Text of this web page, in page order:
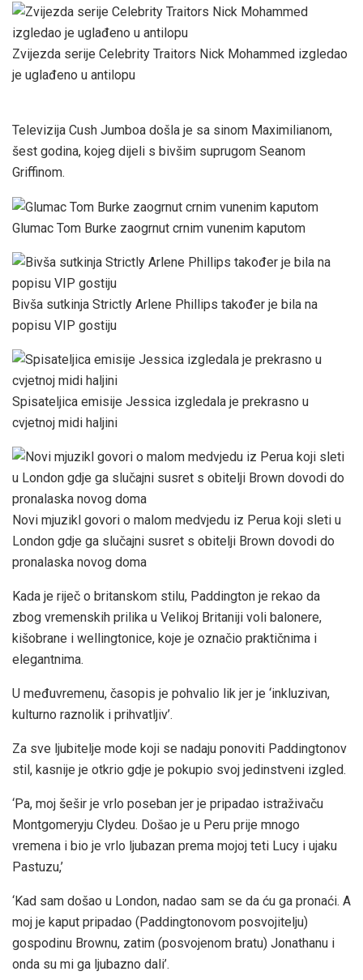
Zvijezda serije Celebrity Traitors Nick Mohammed izgledao
je uglađeno u antilopu
Televizija Cush Jumboa došla je sa sinom Maximilianom,
šest godina, kojeg dijeli s bivšim suprugom Seanom
Griffinom.
Glumac Tom Burke zaogrnut crnim vunenim kaputom
Bivša sutkinja Strictly Arlene Phillips također je bila na
popisu VIP gostiju
Spisateljica emisije Jessica izgledala je prekrasno u
cvjetnoj midi haljini
Novi mjuzikl govori o malom medvjedu iz Perua koji sleti u
London gdje ga slučajni susret s obitelji Brown dovodi do
pronalaska novog doma
Kada je riječ o britanskom stilu, Paddington je rekao da
zbog vremenskih prilika u Velikoj Britaniji voli balonere,
kišobrane i wellingtonice, koje je označio praktičnima i
elegantnima.
U međuvremenu, časopis je pohvalio lik jer je ‘inkluzivan,
kulturno raznolik i prihvatljiv’.
Za sve ljubitelje mode koji se nadaju ponoviti Paddingtonov
stil, kasnije je otkrio gdje je pokupio svoj jedinstveni izgled.
‘Pa, moj šešir je vrlo poseban jer je pripadao istraživaču
Montgomeryju Clydeu. Došao je u Peru prije mnogo
vremena i bio je vrlo ljubazan prema mojoj teti Lucy i ujaku
Pastuzu,’
‘Kad sam došao u London, nadao sam se da ću ga pronaći. A
moj je kaput pripadao (Paddingtonovom posvojitelju)
gospodinu Brownu, zatim (posvojenom bratu) Jonathanu i
onda su mi ga ljubazno dali’.